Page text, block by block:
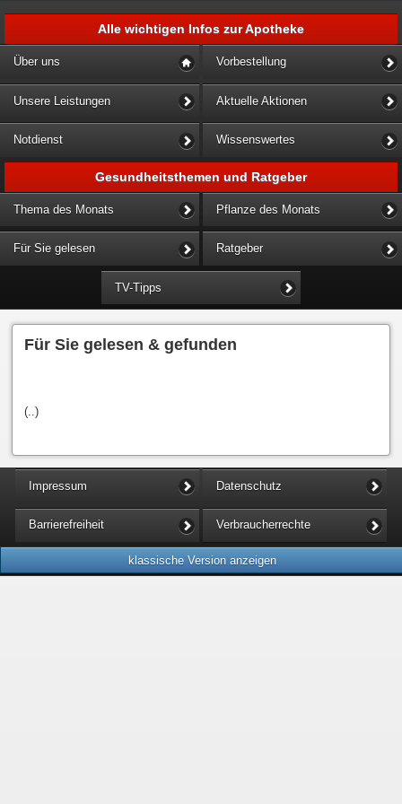
Alle wichtigen Infos zur Apotheke
Über uns Vorbestellung
Unsere Leistungen Aktuelle Aktionen
Notdienst Wissenswertes
Gesundheitsthemen und Ratgeber
Thema des Monats Pflanze des Monats
Für Sie gelesen Ratgeber
TV-Tipps
Für Sie gelesen & gefunden
(..)
Impressum Datenschutz
Barrierefreiheit Verbraucherrechte
klassische Version anzeigen